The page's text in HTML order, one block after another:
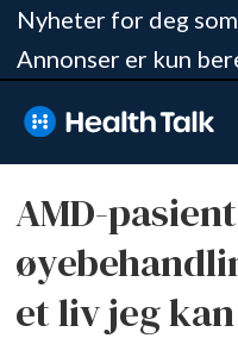
Nyheter for deg
Annonser er kun
AMD-
et liv jeg